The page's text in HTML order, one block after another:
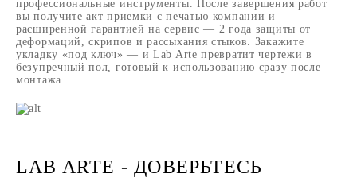
профессиональные инструменты. После завершения работ
вы получите акт приемки с печатью компании и
расширенной гарантией на сервис — 2 года защиты от
деформаций, скрипов и рассыхания стыков. Закажите
укладку «под ключ» — и Lab Arte превратит чертежи в
безупречный пол, готовый к использованию сразу после
монтажа.
LAB ARTE - ДОВЕРЬТЕСЬ